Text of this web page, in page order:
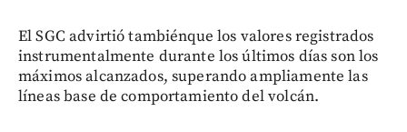
El SGC advirtió tambiénque los valores registrados
instrumentalmente durante los últimos días son los
máximos alcanzados, superando ampliamente las
líneas base de comportamiento del volcán.